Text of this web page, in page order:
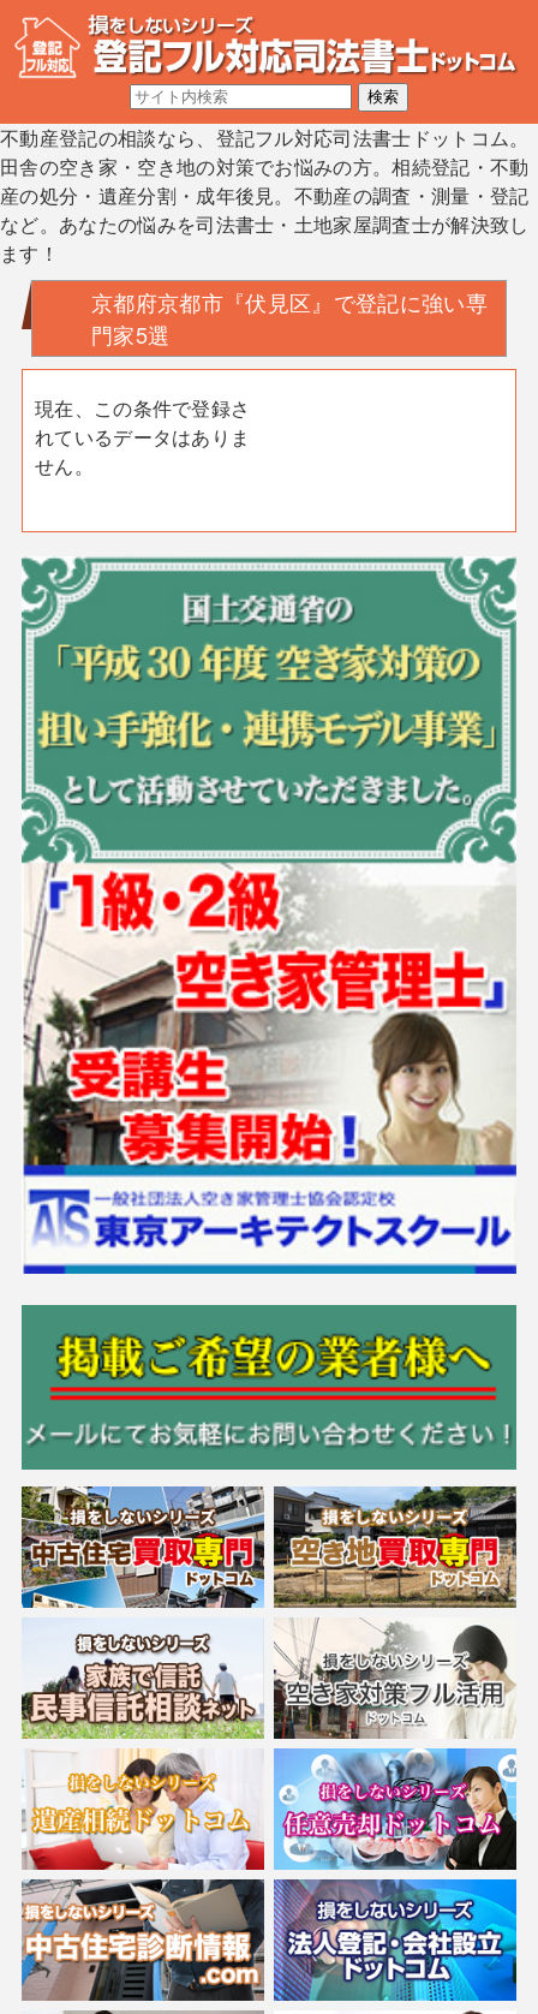
不動産登記の相談なら、登記フル対応司法書士ドットコム。
田舎の空き家・空き地の対策でお悩みの方。相続登記・不動
産の処分・遺産分割・成年後見。不動産の調査・測量・登記
など。あなたの悩みを司法書士・土地家屋調査士が解決致し
ます！
京都府京都市『伏見区』で登記に強い専
門家5選
現在、この条件で登録さ
れているデータはありま
せん。